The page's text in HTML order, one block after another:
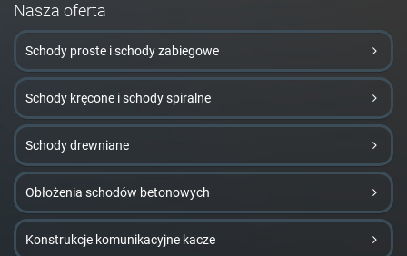
Nasza oferta
Schody proste i schody zabiegowe
Schody kręcone i schody spiralne
Schody drewniane
Obłożenia schodów betonowych
Konstrukcje komunikacyjne kacze